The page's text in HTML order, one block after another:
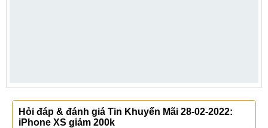
Hỏi đáp & đánh giá Tin Khuyến Mãi 28-02-2022:
iPhone XS giảm 200k